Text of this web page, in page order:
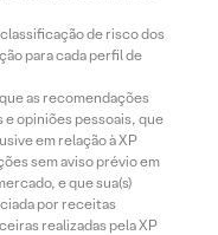
de risco dos
para cada perfil de
as recomendações
opiniões pessoais, que
em relação à XP
sem aviso prévio em
e que sua(s)
por receitas
realizadas pela XP